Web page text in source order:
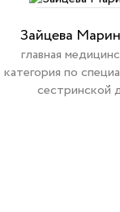
Зайцева
главная
категория по
сестринской